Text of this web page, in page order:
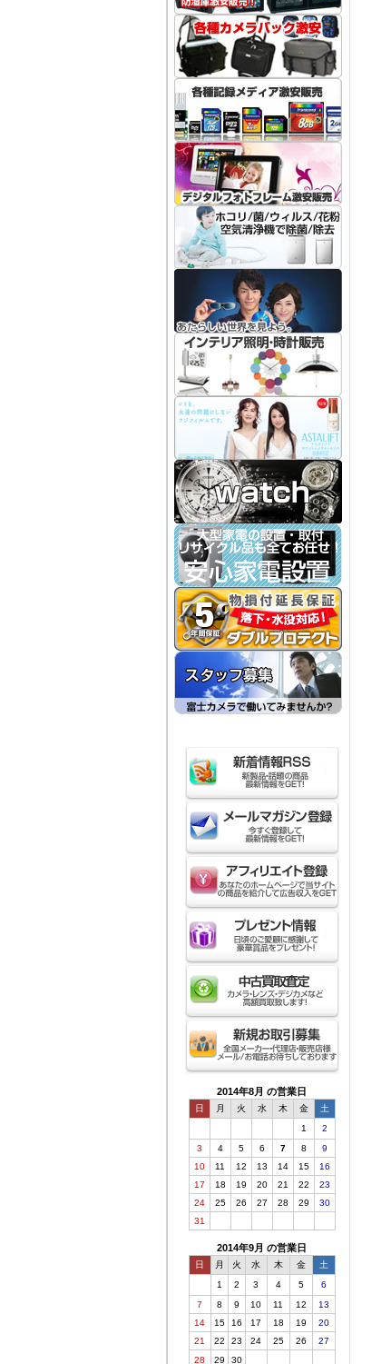
2014年8月 の営業日
日 月 火 水 木 金
土
1
2
3
4 5 6 7 8
9
10
11 12 13 14 15
16
17
18 19 20 21 22
23
24
25 26 27 28 29
30
31
2014年9月 の営業日
日 月 火 水 木 金
土
1
2 3 4 5
6
7
8 9 10 11 12
13
14
15 16 17 18 19
20
21
22 23 24 25 26
27
28
29 30